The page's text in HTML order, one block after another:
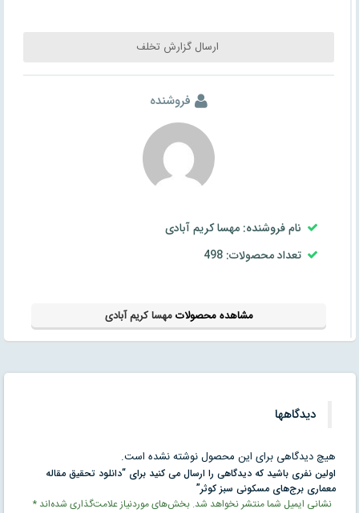
ارسال گزارش تخلف
فروشنده
نام فروشنده: مهسا کریم آبادی
تعداد محصولات: 498
مشاهده محصولاتمهسا کریم آبادی
دیدگاهها
هیچ دیدگاهی برای این محصول نوشته نشده است.
اولین نفری باشید که دیدگاهی را ارسال می کنید برای “دانلود تحقیق مقاله
معماری برج‌های مسکونی سبز کوثر”
نشانی ایمیل شما منتشر نخواهد شد. بخش‌های موردنیاز علامت‌گذاری شده‌اند*